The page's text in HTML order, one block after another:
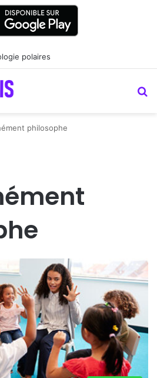
polaires
philosophe